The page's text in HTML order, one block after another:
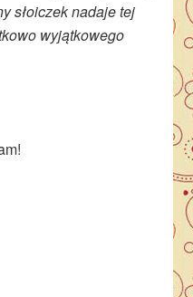
słoiczek nadaje tej
wyjątkowego